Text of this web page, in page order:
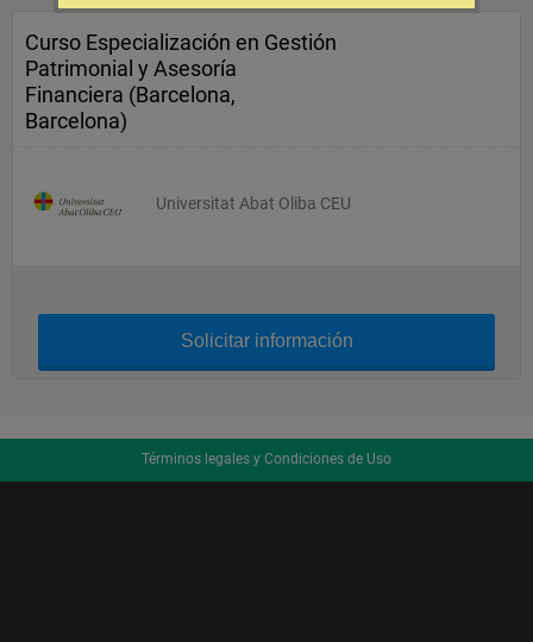
Curso Especialización en Gestión
Patrimonial y Asesoría
Financiera (Barcelona,
Barcelona)
Universitat Abat Oliba CEU
Solicitar información
Términos legales y Condiciones de Uso